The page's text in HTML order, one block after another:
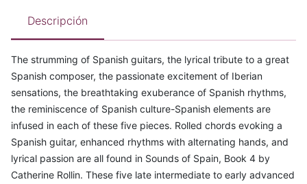
Descripción
The strumming of Spanish guitars, the lyrical tribute to a great
Spanish composer, the passionate excitement of Iberian
sensations, the breathtaking exuberance of Spanish rhythms,
the reminiscence of Spanish culture-Spanish elements are
infused in each of these five pieces. Rolled chords evoking a
Spanish guitar, enhanced rhythms with alternating hands, and
lyrical passion are all found in Sounds of Spain, Book 4 by
Catherine Rollin. These five late intermediate to early advanced